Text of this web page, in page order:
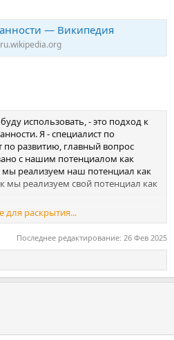
— Википедия
ru.wikipedia.org
использовать, - это подход к
Я - специалист по
по развитию, главный вопрос
с нашим потенциалом как
мы реализуем наш потенциал как
мы реализуем свой потенциал как
это похоже? На что это похоже,
свой потенциал как
этот вопрос и выясним,
не отделена от других
потенциала.На самом деле
в других областях.
Первое, что изменилось, -
его продолжительность
для раскрытия...
Последнее редактирование: 26 Фев 2025